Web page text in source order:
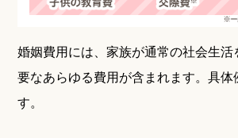
婚姻費用には、家族が通常の社会生
要なあらゆる費用が含まれます。具
す。